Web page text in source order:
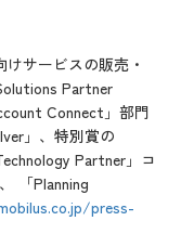
サービスの販売・
Partner
Connect」部門
」、特別賞の
Partner」コ
「Planning
press-